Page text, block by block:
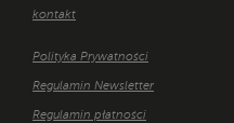
kontakt
Polityka Prywatności
Regulamin Newsletter
Regulamin płatności